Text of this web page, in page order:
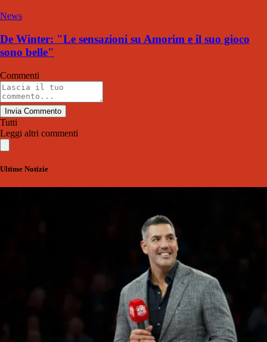
News
De Winter: "Le sensazioni su Amorim e il suo gioco
sono belle"
Commenti
Invia Commento
Tutti
Leggi altri commenti
Ultime Notizie